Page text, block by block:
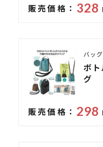
販売価格： 328
バッ
ボ
グ
販売価格： 298